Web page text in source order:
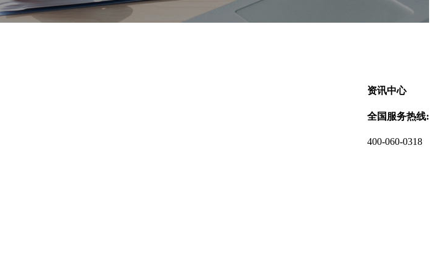
资讯中心
全国服务热线:
400-060-0318